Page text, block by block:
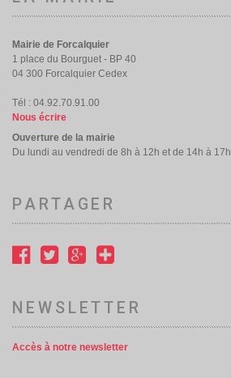
Mairie de Forcalquier
1 place du Bourguet - BP 40
04 300 Forcalquier Cedex
Tél : 04.92.70.91.00
Nous écrire
Ouverture de la mairie
Du lundi au vendredi de 8h à 12h et de 14h à 17h.
PARTAGER
NEWSLETTER
Accès à notre newsletter